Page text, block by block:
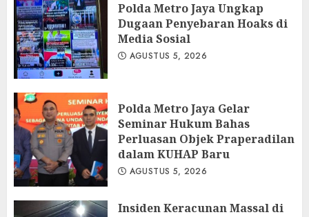
Polda Metro Jaya Ungkap
Dugaan Penyebaran Hoaks di
Media Sosial
AGUSTUS 5, 2026
Polda Metro Jaya Gelar
Seminar Hukum Bahas
Perluasan Objek Praperadilan
dalam KUHAP Baru
AGUSTUS 5, 2026
Insiden Keracunan Massal di